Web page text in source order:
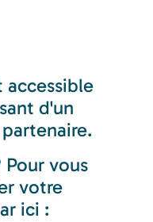
d'un
vous
votre
ici :